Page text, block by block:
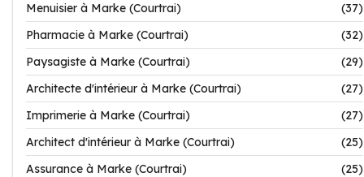
Menuisier à Marke (Courtrai)
(37)
Pharmacie à Marke (Courtrai)
(32)
Paysagiste à Marke (Courtrai)
(29)
Architecte d'intérieur à Marke (Courtrai)
(27)
Imprimerie à Marke (Courtrai)
(27)
Architect d'intérieur à Marke (Courtrai)
(25)
Assurance à Marke (Courtrai)
(25)